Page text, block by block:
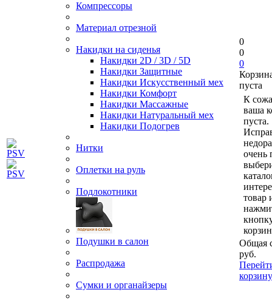
Компрессоры
Материал отрезной
Накидки на сиденья
Накидки 2D / 3D / 5D
Накидки Защитные
Накидки Искусственный мех
Накидки Комфорт
Накидки Массажные
Накидки Натуральный мех
Накидки Подогрев
Нитки
Оплетки на руль
Подлокотники
Подушки в салон
Распродажа
Сумки и органайзеры
0
0
0
пуста
К
ваша
пуста.
очень
товар
Общая
руб.
корзину